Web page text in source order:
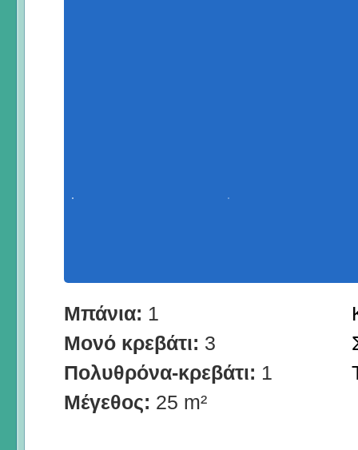
Μπάνια: 1
Μονό κρεβάτι: 3
Πολυθρόνα-κρεβάτι: 1
Μέγεθος: 25 m²